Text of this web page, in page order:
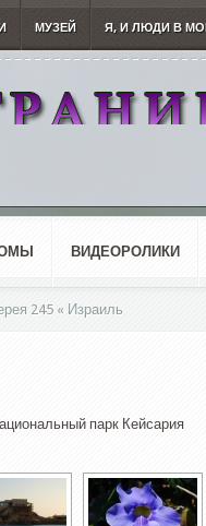
МУЗЕЙ Я, И ЛЮДИ В
ВИДЕОРОЛИКИ
245 « Израиль
парк Кейсария